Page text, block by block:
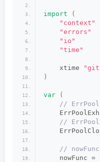
import
(
"context"
"errors"
"io"
"time"
    xtime
)
var
(
//
//
//
nowFunc =